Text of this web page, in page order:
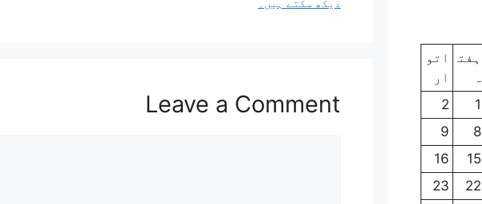
Leave a Comment
ہفت
ہ
اتو
ار
1
2
8
9
15
16
22
23